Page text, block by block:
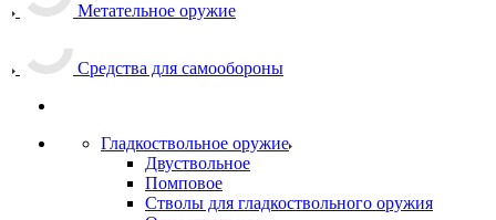
Метательное оружие
Средства для самообороны
Гладкоствольное оружие
Двуствольное
Помповое
Стволы для гладкоствольного оружия